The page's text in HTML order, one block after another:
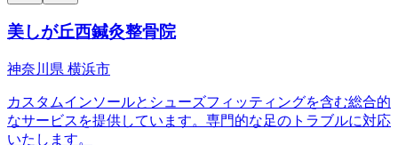
美しが丘西鍼灸整骨院
神奈川県 横浜市
カスタムインソールとシューズフィッティングを含む総合的
なサービスを提供しています。専門的な足のトラブルに対応
いたします。